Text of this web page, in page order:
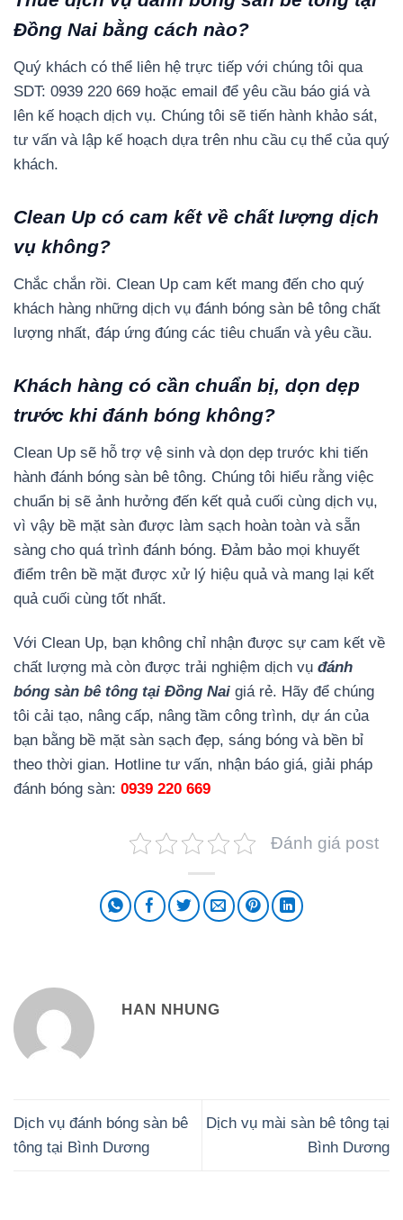
Đồng Nai bằng cách nào?
Quý khách có thể liên hệ trực tiếp với chúng tôi qua
SDT: 0939 220 669 hoặc email để yêu cầu báo giá và
lên kế hoạch dịch vụ. Chúng tôi sẽ tiến hành khảo sát,
tư vấn và lập kế hoạch dựa trên nhu cầu cụ thể của quý
khách.
Clean Up có cam kết về chất lượng dịch
vụ không?
Chắc chắn rồi. Clean Up cam kết mang đến cho quý
khách hàng những dịch vụ đánh bóng sàn bê tông chất
lượng nhất, đáp ứng đúng các tiêu chuẩn và yêu cầu.
Khách hàng có cần chuẩn bị, dọn dẹp
trước khi đánh bóng không?
Clean Up sẽ hỗ trợ vệ sinh và dọn dẹp trước khi tiến
hành đánh bóng sàn bê tông. Chúng tôi hiểu rằng việc
chuẩn bị sẽ ảnh hưởng đến kết quả cuối cùng dịch vụ,
vì vậy bề mặt sàn được làm sạch hoàn toàn và sẵn
sàng cho quá trình đánh bóng. Đảm bảo mọi khuyết
điểm trên bề mặt được xử lý hiệu quả và mang lại kết
quả cuối cùng tốt nhất.
Với Clean Up, bạn không chỉ nhận được sự cam kết về
chất lượng mà còn được trải nghiệm dịch vụ đánh
bóng sàn bê tông tại Đồng Nai giá rẻ. Hãy để chúng
tôi cải tạo, nâng cấp, nâng tầm công trình, dự án của
bạn bằng bề mặt sàn sạch đẹp, sáng bóng và bền bỉ
theo thời gian. Hotline tư vấn, nhận báo giá, giải pháp
đánh bóng sàn: 0939 220 669
Đánh giá post
HAN NHUNG
Dịch vụ đánh bóng sàn bê
tông tại Bình Dương
Dịch vụ mài sàn bê tông tại
Bình Dương